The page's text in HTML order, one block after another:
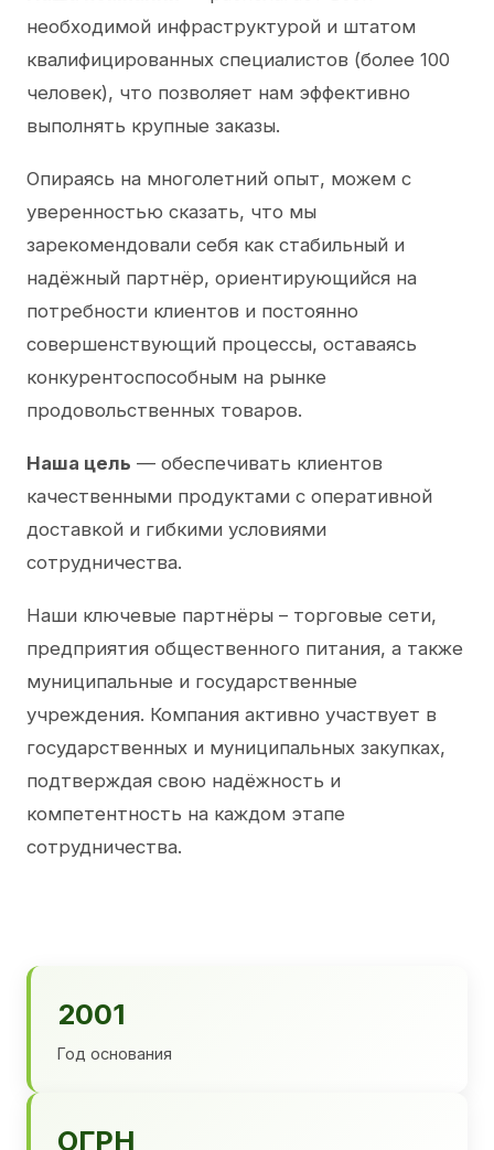
необходимой инфраструктурой и штатом
квалифицированных специалистов (более 100
человек), что позволяет нам эффективно
выполнять крупные заказы.
Опираясь на многолетний опыт, можем с
уверенностью сказать, что мы
зарекомендовали себя как стабильный и
надёжный партнёр, ориентирующийся на
потребности клиентов и постоянно
совершенствующий процессы, оставаясь
конкурентоспособным на рынке
продовольственных товаров.
Наша цель — обеспечивать клиентов
качественными продуктами с оперативной
доставкой и гибкими условиями
сотрудничества.
Наши ключевые партнёры – торговые сети,
предприятия общественного питания, а также
муниципальные и государственные
учреждения. Компания активно участвует в
государственных и муниципальных закупках,
подтверждая свою надёжность и
компетентность на каждом этапе
сотрудничества.
2001
Год основания
ОГРН